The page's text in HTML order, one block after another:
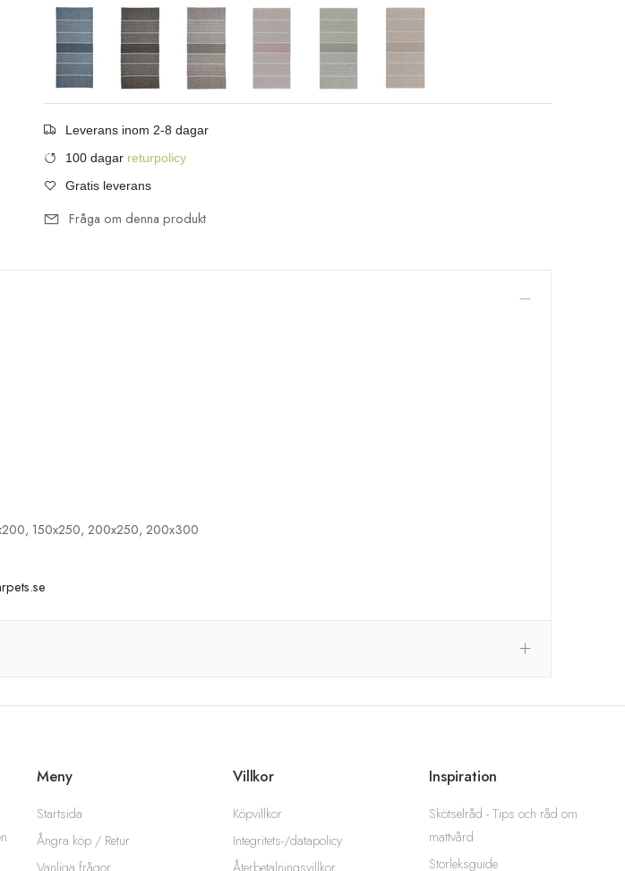
Leverans inom 2-8 dagar
100 dagar returpolicy
Gratis leverans
Fråga om denna produkt
150x250, 200x250, 200x300
Meny
Startsida
Ångra köp / Retur
Villkor
Köpvillkor
Integritets-/datapolicy
Inspiration
Skötselråd - Tips och råd om
mattvård
Storleksguide